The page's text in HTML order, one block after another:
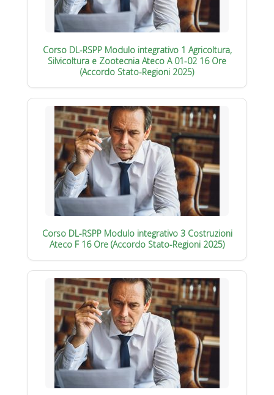
Corso DL-RSPP Modulo integrativo 1 Agricoltura,
Silvicoltura e Zootecnia Ateco A 01-02 16 Ore
(Accordo Stato-Regioni 2025)
Corso DL-RSPP Modulo integrativo 3 Costruzioni
Ateco F 16 Ore (Accordo Stato-Regioni 2025)